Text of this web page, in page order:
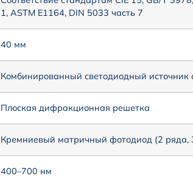
1, ASTM E1164, DIN 5033 часть 7
40 мм
Комбинированный светодиодный источник
Плоская дифракционная решетка
Кремниевый матричный фотодиод (2 ряда,
400–700 нм